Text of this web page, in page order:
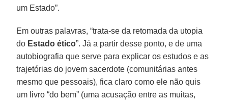
um Estado”.
Em outras palavras, “trata-se da retomada da utopia
do Estado ético”. Já a partir desse ponto, e de uma
autobiografia que serve para explicar os estudos e as
trajetórias do jovem sacerdote (comunitárias antes
mesmo que pessoais), fica claro como ele não quis
um livro “do bem” (uma acusação entre as muitas,